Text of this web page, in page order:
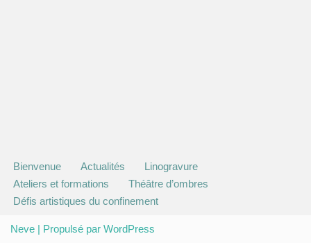
Bienvenue Actualités
Linogravure
Ateliers et formations
Théâtre d’ombres
Défis artistiques du confinement
Neve | Propulsé par WordPress